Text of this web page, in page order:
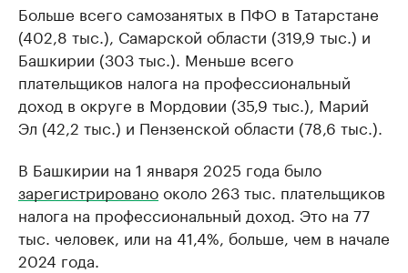
Больше всего самозанятых в ПФО в Татарстане
(402,8 тыс.), Самарской области (319,9 тыс.) и
Башкирии (303 тыс.). Меньше всего
плательщиков налога на профессиональный
доход в округе в Мордовии (35,9 тыс.), Марий
Эл (42,2 тыс.) и Пензенской области (78,6 тыс.).
В Башкирии на 1 января 2025 года было
зарегистрированооколо 263 тыс. плательщиков
налога на профессиональный доход. Это на 77
тыс. человек, или на 41,4%, больше, чем в начале
2024 года.